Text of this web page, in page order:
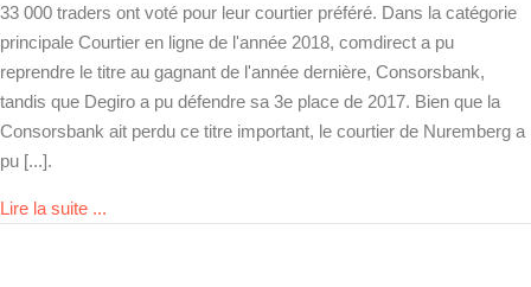
33 000 traders ont voté pour leur courtier préféré. Dans la catégorie
principale Courtier en ligne de l'année 2018, comdirect a pu
reprendre le titre au gagnant de l'année dernière, Consorsbank,
tandis que Degiro a pu défendre sa 3e place de 2017. Bien que la
Consorsbank ait perdu ce titre important, le courtier de Nuremberg a
pu [...].
Lire la suite ...